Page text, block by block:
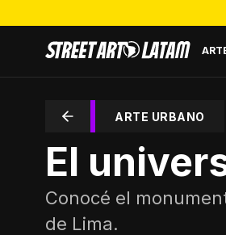
ARTE URBANO
El
Conocé el
de Lima.